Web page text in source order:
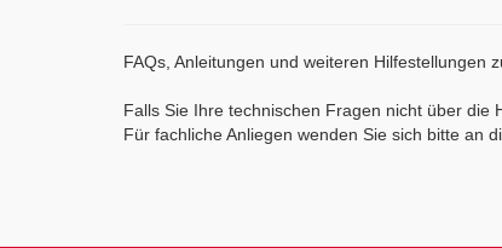
FAQs, Anleitungen und weiteren Hilfestellungen
Falls Sie Ihre technischen Fragen nicht über die
Für fachliche Anliegen wenden Sie sich bitte an